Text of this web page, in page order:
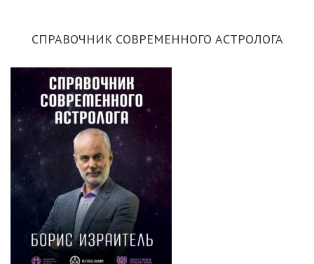
СПРАВОЧНИК СОВРЕМЕННОГО АСТРОЛОГА